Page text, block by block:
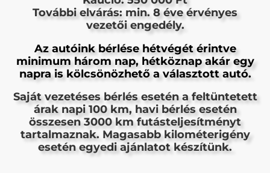
További elvárás: min. 8 éve érvényes
vezetői engedély.
Az autóink bérlése hétvégét érintve
minimum három nap, hétköznap akár egy
napra is kölcsönözhető a választott autó.
Saját vezetéses bérlés esetén a feltüntetett
árak napi 100 km, havi bérlés esetén
összesen 3000 km futásteljesítményt
tartalmaznak. Magasabb kilométerigény
esetén egyedi ajánlatot készítünk.